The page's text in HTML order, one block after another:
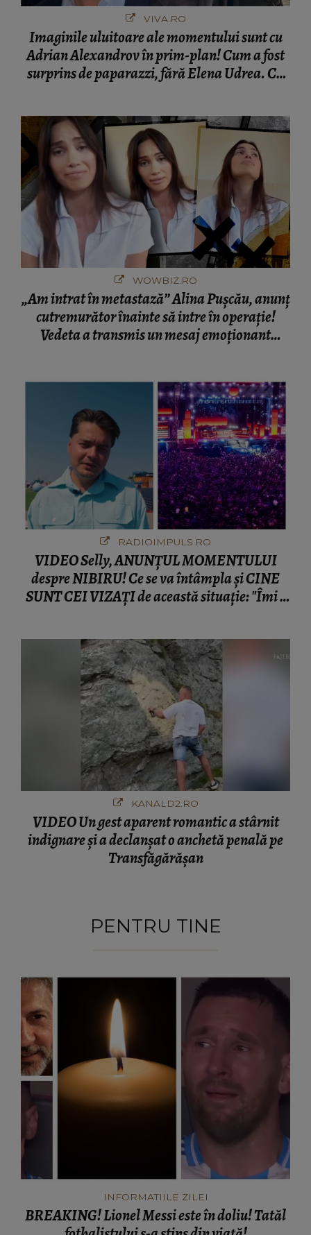
VIVA.RO
Imaginile uluitoare ale momentului sunt cu
Adrian Alexandrov în prim-plan! Cum a fost
surprins de paparazzi, fără Elena Udrea. Cu
WOWBIZ.RO
„Am intrat în metastază” Alina Pușcău, anunț
cutremurător înainte să intre în operație!
Vedeta a transmis un mesaj emoționant
RADIOIMPULS.RO
VIDEO Selly, ANUNȚUL MOMENTULUI
despre NIBIRU! Ce se va întâmpla și CINE
SUNT CEI VIZAȚI de această situație: "Îmi e
KANALD2.RO
VIDEO Un gest aparent romantic a stârnit
indignare și a declanșat o anchetă penală pe
Transfăgărășan
PENTRU TINE
INFORMATIILE ZILEI
BREAKING! Lionel Messi este în doliu! Tatăl